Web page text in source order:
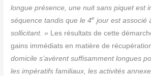
longue pré­sence, une nuit sans piquet est
séquence tan­dis que le 4e jour est asso­cié
sol­li­ci­tant. » Les résul­tats de cette
gains immé­diats en matière de
domi­cile s’avèrent suf­fi­sam­ment longues
les impé­ra­tifs fami­liaux, les acti­vi­tés